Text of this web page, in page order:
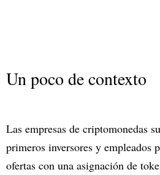
Un poco de contexto
Las empresas de criptomonedas
primeros inversores y empleados
ofertas con una asignación de